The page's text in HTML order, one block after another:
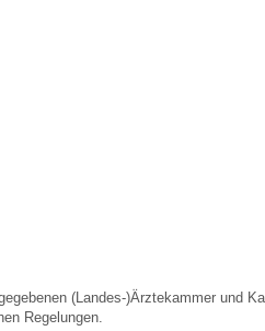
(Landes-)Ärztekammer und
Regelungen.